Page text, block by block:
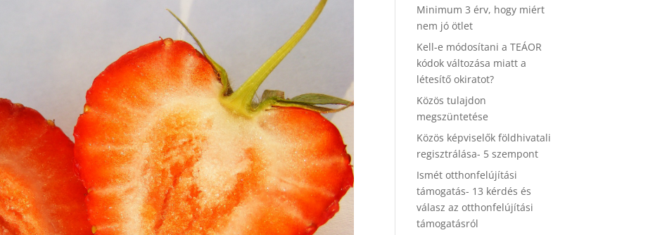
Minimum 3 érv, hogy miért
nem jó ötlet
Kell-e módosítani a TEÁOR
kódok változása miatt a
létesítő okiratot?
Közös tulajdon
megszüntetése
Közös képviselők földhivatali
regisztrálása- 5 szempont
Ismét otthonfelújítási
támogatás- 13 kérdés és
válasz az otthonfelújítási
támogatásról